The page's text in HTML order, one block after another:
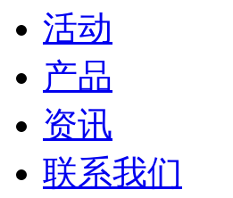
活动
产品
资讯
联系我们乐道L60核心零